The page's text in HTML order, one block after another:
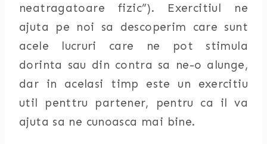
neatragatoare fizic”). Exercitiul ne
ajuta pe noi sa descoperim care sunt
acele lucruri care ne pot stimula
dorinta sau din contra sa ne-o alunge,
dar in acelasi timp este un exercitiu
util penttru partener, pentru ca il va
ajuta sa ne cunoasca mai bine.